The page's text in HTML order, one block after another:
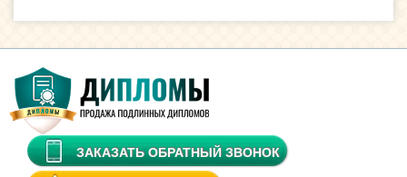
ЗАКАЗАТЬ ОБРАТНЫЙ ЗВОНОК